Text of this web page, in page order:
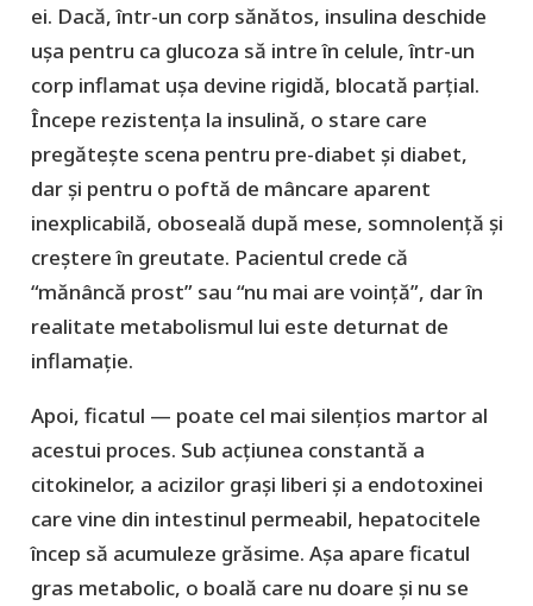
ei. Dacă, într-un corp sănătos, insulina deschide
ușa pentru ca glucoza să intre în celule, într-un
corp inflamat ușa devine rigidă, blocată parțial.
Începe rezistența la insulină, o stare care
pregătește scena pentru pre-diabet și diabet,
dar și pentru o poftă de mâncare aparent
inexplicabilă, oboseală după mese, somnolență și
creștere în greutate. Pacientul crede că
“mănâncă prost” sau “nu mai are voință”, dar în
realitate metabolismul lui este deturnat de
inflamație.
Apoi, ficatul — poate cel mai silențios martor al
acestui proces. Sub acțiunea constantă a
citokinelor, a acizilor grași liberi și a endotoxinei
care vine din intestinul permeabil, hepatocitele
încep să acumuleze grăsime. Așa apare ficatul
gras metabolic, o boală care nu doare și nu se